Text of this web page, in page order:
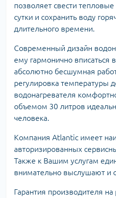
позволяет свести тепловые
сутки и сохранить воду
длительного времени.
Современный дизайн
ему гармонично вписаться
абсолютно бесшумная
регулировка температуры
водонагревателя
объемом 30 литров
человека.
Компания Atlantic имеет
авторизированных
Также к Вашим услугам
внимательно выслушают и
Гарантия производителя на